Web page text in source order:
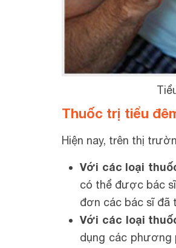
Thuốc trị tiểu
Hiện nay, trên thị
Với các loại
có thể được bác
đơn các bác sĩ đã
Với các loại
dụng các phương